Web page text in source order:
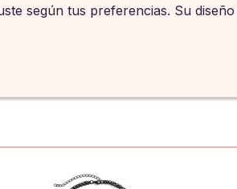
según tus preferencias. Su